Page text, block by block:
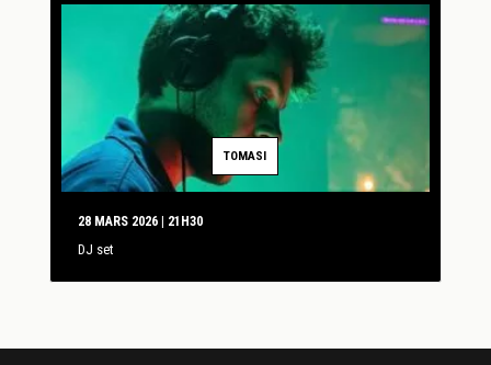
TOMASI
28 MARS 2026 | 21H30
DJ set